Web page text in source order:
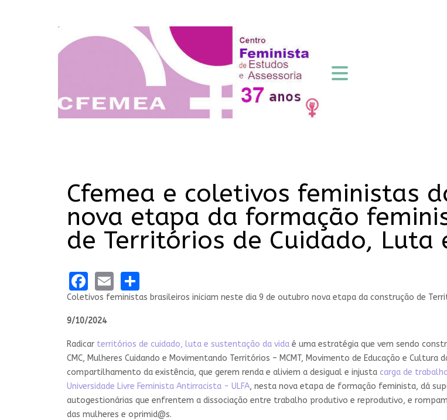
Cfemea e coletivos feministas
nova etapa da formação
de Territórios de Cuidado, Luta
Facebook
Email
Coletivos feministas brasileiros iniciam neste dia 9 de outubro nova etapa da construção de
9/10/2024
Radicar territórios de cuidado, luta e sustentação da vida é uma estratégia que vem sendo
CMC, Mulheres Cuidando e Movimentando Territórios – MCMT, Movimento de Educação e
compartilhamento da existência, que gerem renda e aliviem a desigual e injusta carga de
Universidade Livre Feminista Antirracista - ULFA, nesta nova etapa de formação feminista, dá
autogestionárias que enfrentem a dissociação entre trabalho produtivo e reprodutivo, e
das mulheres e oprimid@s.